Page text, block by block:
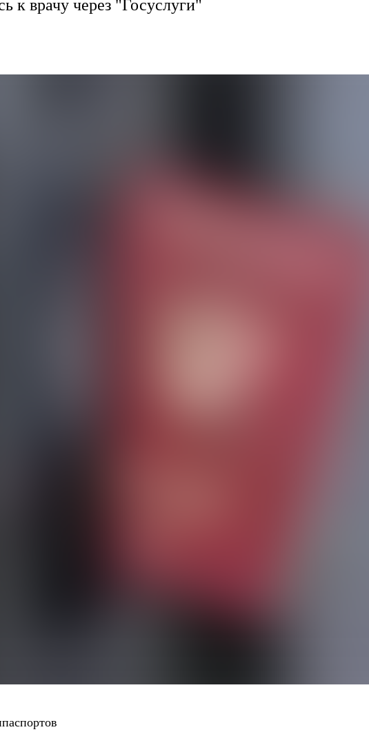
к врачу через "Госуслуги"